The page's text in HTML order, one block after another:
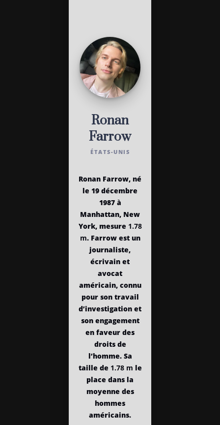
Ronan
Farrow
ÉTATS-UNIS
Ronan Farrow, né
le 19 décembre
1987 à
Manhattan, New
York, mesure 1.78
m. Farrow est un
journaliste,
écrivain et
avocat
américain, connu
pour son travail
d’investigation et
son engagement
en faveur des
droits de
l’homme. Sa
taille de 1.78 m le
place dans la
moyenne des
hommes
américains.